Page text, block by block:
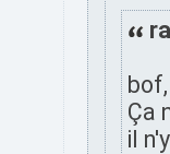
Ça
il